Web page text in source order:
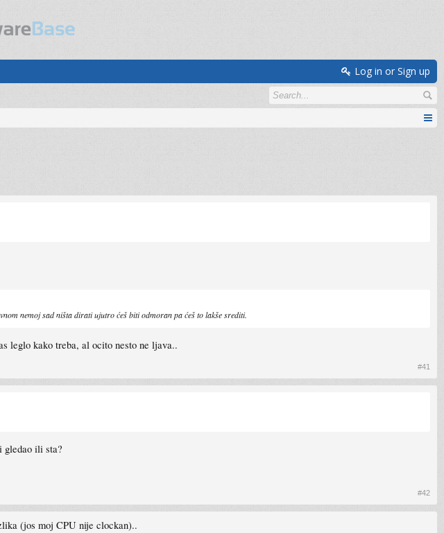
Log in or Sign up
nemoj sad ništa dirati ujutro ćeš biti odmoran pa ćeš to lakše srediti.
leglo kako treba, al ocito nesto ne ljava..
#41
gledao ili sta?
#42
(jos moj CPU nije clockan)..